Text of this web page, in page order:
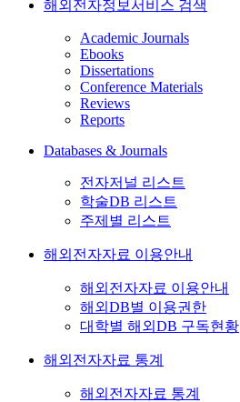
해외전자정보서비스 검색
Academic Journals
Ebooks
Dissertations
Conference Materials
Reviews
Reports
Databases & Journals
전자저널 리스트
학술DB 리스트
주제별 리스트
해외전자자료 이용안내
해외전자자료 이용안내
해외DB별 이용권한
대학별 해외DB 구독현황
해외전자자료 통계
해외전자자료 통계